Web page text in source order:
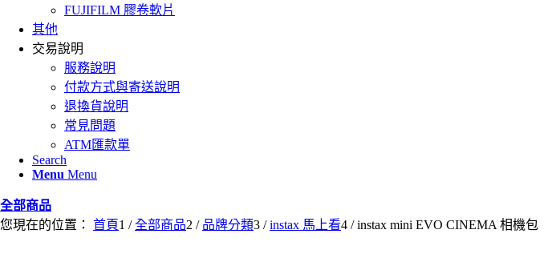
FUJIFILM 膠卷軟片
其他
交易說明
服務說明
付款方式與寄送說明
退換貨說明
常見問題
ATM匯款單
Search
Menu Menu
全部商品
您現在的位置： 首頁1 / 全部商品2 / 品牌分類3 / instax 馬上看4 / instax mini EVO CINEMA 相機包